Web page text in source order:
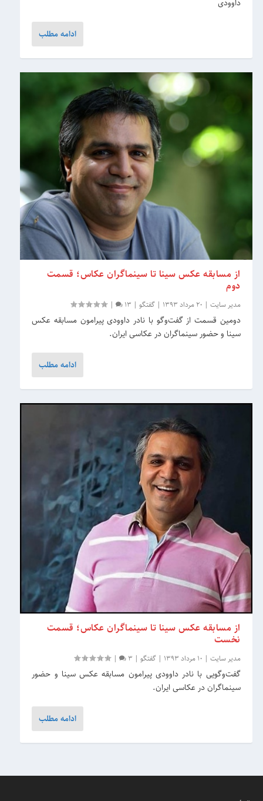
داوودی
ادامه مطلب
از مسابقه عکس سینا تا سینماگران عکاس؛ قسمت
دوم
مدیر سایت | 20 مرداد 1393 |گفتگو |
13
|
دومین قسمت از گفت‌وگو با نادر داوودی پیرامون مسابقه عکس
سینا و حضور سینماگران در عکاسی ایران.
ادامه مطلب
از مسابقه عکس سینا تا سینماگران عکاس؛ قسمت
نخست
مدیر سایت | 10 مرداد 1393 |گفتگو |
3
|
گفت‌وگویی با نادر داوودی پیرامون مسابقه عکس سینا و حضور
سینماگران در عکاسی ایران.
ادامه مطلب